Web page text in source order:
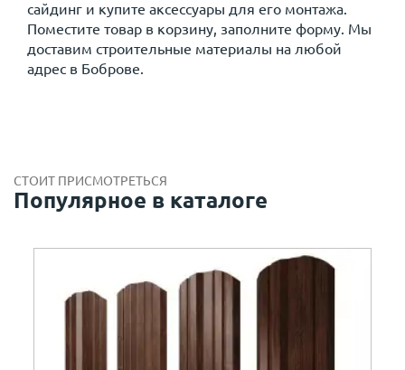
сайдинг и купите аксессуары для его монтажа.
Поместите товар в корзину, заполните форму. Мы
доставим строительные материалы на любой
адрес в Боброве.
СТОИТ ПРИСМОТРЕТЬСЯ
Популярное в каталоге